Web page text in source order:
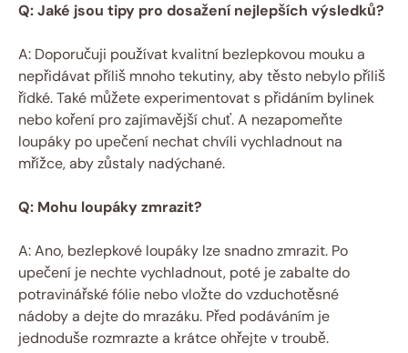
Q: Jaké jsou tipy pro dosažení nejlepších výsledků?
A: Doporučuji používat kvalitní bezlepkovou mouku a
nepřidávat příliš mnoho tekutiny, aby těsto nebylo příliš
řídké. Také můžete experimentovat s přidáním bylinek
nebo koření pro zajímavější chuť. A nezapomeňte
loupáky po upečení nechat chvíli vychladnout na
mřížce, aby zůstaly nadýchané.
Q: Mohu loupáky zmrazit?
A: Ano, bezlepkové loupáky lze snadno zmrazit. Po
upečení je nechte vychladnout, poté je zabalte do
potravinářské fólie nebo vložte do vzduchotěsné
nádoby a dejte do mrazáku. Před podáváním je
jednoduše rozmrazte a krátce ohřejte v troubě.